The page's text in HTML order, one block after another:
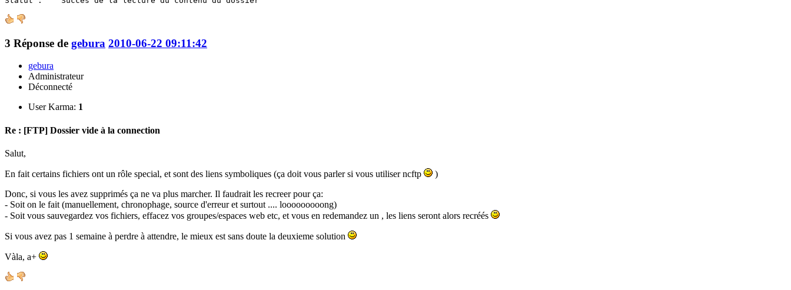
3 Réponse de gebura 2010-06-22 09:11:42
gebura
Administrateur
Déconnecté
User Karma: 1
Re : [FTP] Dossier vide à la connection
Salut,
En fait certains fichiers ont un rôle special, et sont des liens symboliques (ça doit vous parler si vous utiliser ncftp
)
Donc, si vous les avez supprimés ça ne va plus marcher. Il faudrait les recreer pour ça:
- Soit on le fait (manuellement, chronophage, source d'erreur et surtout .... looooooooong)
- Soit vous sauvegardez vos fichiers, effacez vos groupes/espaces web etc, et vous en redemandez un , les liens seront alors recréés
Si vous avez pas 1 semaine à perdre à attendre, le mieux est sans doute la deuxieme solution
Vàla, a+